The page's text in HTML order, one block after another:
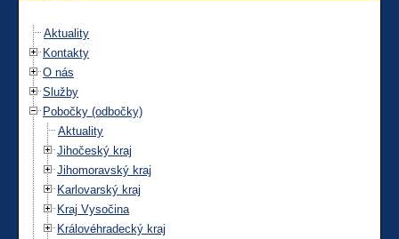
Aktuality
Kontakty
O nás
Služby
Pobočky (odbočky)
Aktuality
Jihočeský kraj
Jihomoravský kraj
Karlovarský kraj
Kraj Vysočina
Královéhradecký kraj